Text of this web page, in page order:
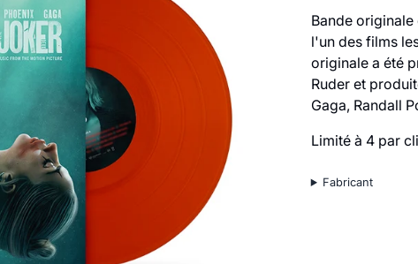
Bande
l'un des films
originale a été
Ruder et
Gaga, Randall
Limité à 4 par
Fabricant